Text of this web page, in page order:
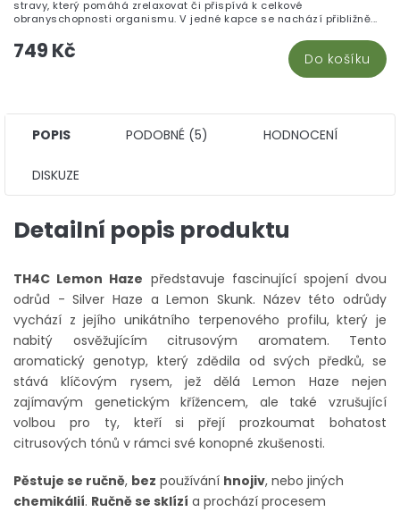
749 Kč Do košíku
stravy, který pomáhá zrelaxovat či přispívá k celkové
obranyschopnosti organismu. V jedné kapce se nachází přibližně...
POPIS PODOBNÉ (5) HODNOCENÍ
DISKUZE
Detailní popis produktu
TH4C Lemon Haze představuje fascinující spojení dvou
odrůd - Silver Haze a Lemon Skunk. Název této odrůdy
vychází z jejího unikátního terpenového profilu, který je
nabitý osvěžujícím citrusovým aromatem. Tento
aromatický genotyp, který zdědila od svých předků, se
stává klíčovým rysem, jež dělá Lemon Haze nejen
zajímavým genetickým křížencem, ale také vzrušující
volbou pro ty, kteří si přejí prozkoumat bohatost
citrusových tónů v rámci své konopné zkušenosti.
Pěstuje se ručně, bez používání hnojiv, nebo jiných
chemikálií. Ručně se sklízí a prochází procesem